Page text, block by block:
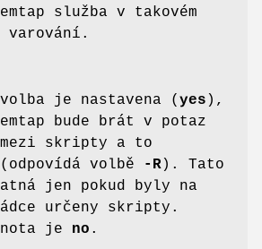
služba v takovém
varování.
je nastavena ( yes ),
bude brát v potaz
skripty a to
volbě
-R). Tato
jen pokud byly na
určeny skripty.
je no .